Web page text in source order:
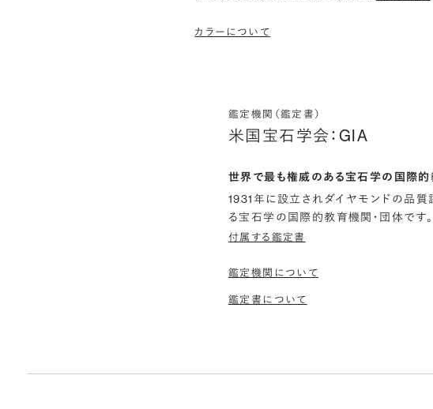
カラーについて
鑑定機関（鑑定書）
米国宝石学会：GIA
世界で最も権威のある宝石学の国際的
1931年に設立されダイヤモンドの品質
る宝石学の国際的教育機関・団体です。
付属する鑑定書
鑑定機関について
鑑定書について